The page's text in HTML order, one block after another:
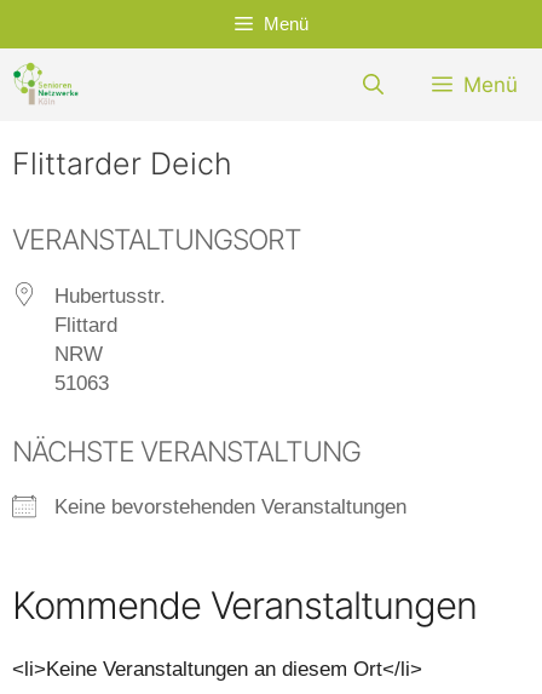
Inhalt
springen
Menü
Menü
Flittarder Deich
VERANSTALTUNGSORT
Hubertusstr.
Flittard
NRW
51063
NÄCHSTE VERANSTALTUNG
Keine bevorstehenden Veranstaltungen
Kommende Veranstaltungen
<li>Keine Veranstaltungen an diesem Ort</li>